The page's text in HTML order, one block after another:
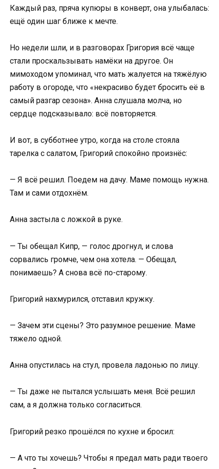
Каждый раз, пряча купюры в конверт, она улыбалась:
ещё один шаг ближе к мечте.
Но недели шли, и в разговорах Григория всё чаще
стали проскальзывать намёки на другое. Он
мимоходом упоминал, что мать жалуется на тяжёлую
работу в огороде, что «некрасиво будет бросить её в
самый разгар сезона». Анна слушала молча, но
сердце подсказывало: всё повторяется.
И вот, в субботнее утро, когда на столе стояла
тарелка с салатом, Григорий спокойно произнёс:
— Я всё решил. Поедем на дачу. Маме помощь нужна.
Там и сами отдохнём.
Анна застыла с ложкой в руке.
— Ты обещал Кипр, — голос дрогнул, и слова
сорвались громче, чем она хотела. — Обещал,
понимаешь? А снова всё по-старому.
Григорий нахмурился, отставил кружку.
— Зачем эти сцены? Это разумное решение. Маме
тяжело одной.
Анна опустилась на стул, провела ладонью по лицу.
— Ты даже не пытался услышать меня. Всё решил
сам, а я должна только согласиться.
Григорий резко прошёлся по кухне и бросил:
— А что ты хочешь? Чтобы я предал мать ради твоего